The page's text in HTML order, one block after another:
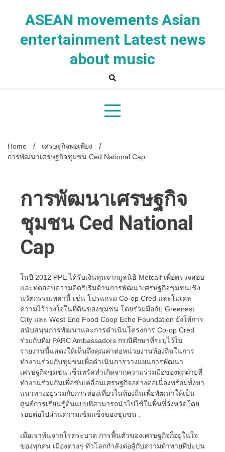
ASEAN movements Asian
entertainment Latest news
about music
Home
เศรษฐกิจพอเพียง
การพัฒนาเศรษฐกิจชุมชน Ced National Cap
การพัฒนาเศรษฐกิจ
ชุมชน Ced National
Cap
ในปี 2012 PPE ได้รับเงินทุนจากมูลนิธิ Metcalf เพื่อตรวจสอบ
และทดสอบความคิดริเริ่มด้านการพัฒนาเศรษฐกิจชุมชนเชิง
นวัตกรรมเหล่านี้ เช่น โปรแกรม Co-op Cred และโมเดล
ความไว้วางใจในที่ดินของชุมชน โดยร่วมมือกับ Greenest
City และ West End Food Coop Echo Foundation ยังให้การ
สนับสนุนการพัฒนาและการดำเนินโครงการ Co-op Cred
ร่วมกับทีม PARC Ambassadors กรณีศึกษาที่ระบุไว้ใน
รายงานนี้แสดงให้เห็นถึงคุณค่าต่อหน่วยงานท้องถิ่นในการ
ทำงานร่วมกับชุมชนเพื่อดำเนินการวางแผนการพัฒนา
เศรษฐกิจชุมชน เซ็นทรัลทำเกิดจากความร่วมมือของทุกฝ่ายที่
ทำงานร่วมกันเพื่อขับเคลื่อนเศรษฐกิจอย่างต่อเนื่องพร้อมทั้งหา
แนวทางอยู่ร่วมกับการท่องเที่ยวในท้องถิ่นเพื่อพัฒนาให้เป็น
ศูนย์การเรียนรู้ต้นแบบที่สามารถนำไปใช้ในพื้นที่จังหวัดโดย
รอบต่อไปผ่านความเข้มแข็งของชุมชน .
เมื่อเราพ้นจากโรคระบาด การฟื้นตัวของเศรษฐกิจก็อยู่ในใจ
ของทุกคน เมืองต่างๆ ทั่วโลกกำลังต่อสู้กับความท้าทายที่ปะปน